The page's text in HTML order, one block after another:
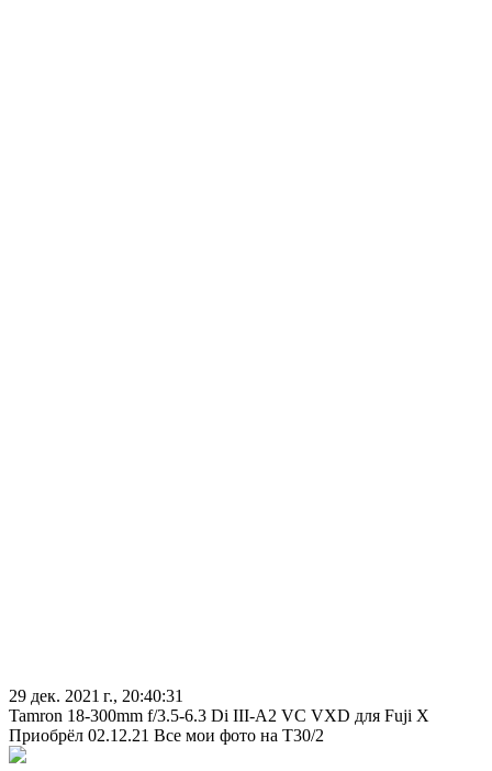
29 дек. 2021 г., 20:40:31
Tamron 18-300mm f/3.5-6.3 Di III-A2 VC VXD для Fuji X
Приобрёл 02.12.21 Все мои фото на Т30/2